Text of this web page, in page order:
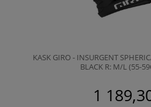
KASK GIRO - INSURGENT
BLACK R: M/L (55-
1